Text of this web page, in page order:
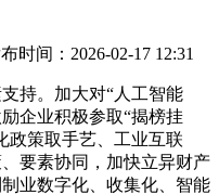
时间：2026-02-17 12:31
持。加大对“人工智能
企业积极参取“揭榜挂
政策取手艺、工业互联
要素协同，加快立异财产
业数字化、收集化、智能